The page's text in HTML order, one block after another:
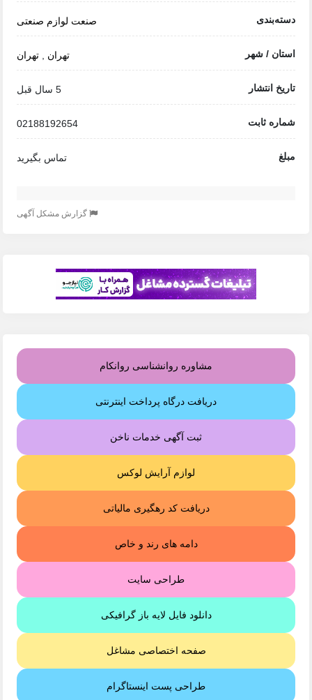
دسته‌بندی صنعت لوازم صنعتی
استان / شهر تهران تهران
تاریخ انتشار 5 سال قبل
شماره ثابت 02188192654
مبلغ تماس بگیرید
گزارش مشکل آگهی
مشاوره روانشناسی روانکام
دریافت درگاه پرداخت اینترنتی
ثبت آگهی خدمات ناخن
لوازم آرایش لوکس
دریافت کد رهگیری مالیاتی
دامه های رند و خاص
طراحی سایت
دانلود فایل لایه باز گرافیکی
صفحه اختصاصی مشاغل
طراحی پست اینستاگرام